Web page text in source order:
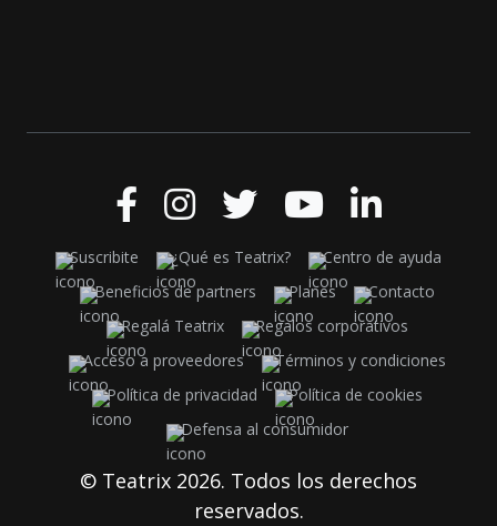
Suscribite ¿Qué es Teatrix?
Centro de ayuda
Beneficios de partners
Planes
Contacto
Regalá Teatrix
Regalos corporativos
Acceso a proveedores
Términos y condiciones
Política de privacidad
Política de cookies
Defensa al consumidor
© Teatrix 2026. Todos los derechos
reservados.